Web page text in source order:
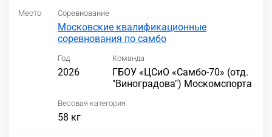
Место Соревнование
Московские квалификационные
соревнования по самбо
Год
2026
Команда
ГБОУ «ЦСиО «Самбо-70» (отд.
"Виноградова") Москомспорта
Весовая категория
58 кг